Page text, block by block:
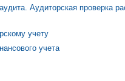
Аудиторская проверка
учету
учета